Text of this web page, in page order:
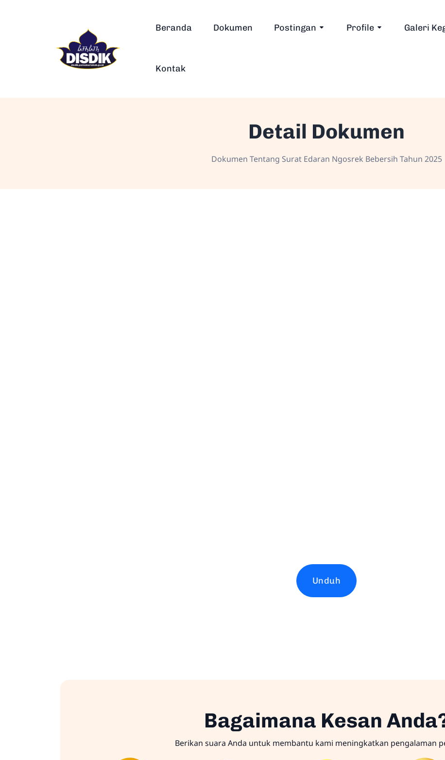
Beranda Dokumen Postingan Profile Galeri
Kontak
Detail Dokumen
Dokumen Tentang Surat Edaran Ngosrek Bebersih Tahun 2025
Unduh
Bagaimana Kesan
Berikan suara Anda untuk membantu kami meningkatkan pengalaman